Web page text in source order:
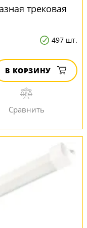
трековая
497 шт.
В КОРЗИНУ